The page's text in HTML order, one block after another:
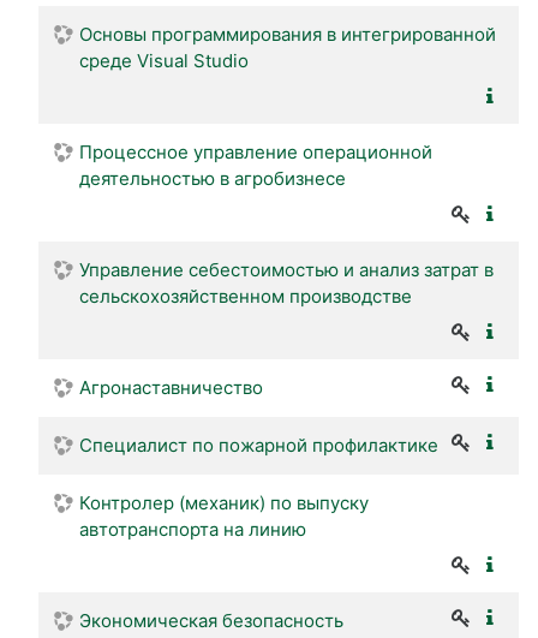
Основы программирования в интегрированной
среде Visual Studio
Процессное управление операционной
деятельностью в агробизнесе
Управление себестоимостью и анализ затрат в
сельскохозяйственном производстве
Агронаставничество
Специалист по пожарной профилактике
Контролер (механик) по выпуску
автотранспорта на линию
Экономическая безопасность